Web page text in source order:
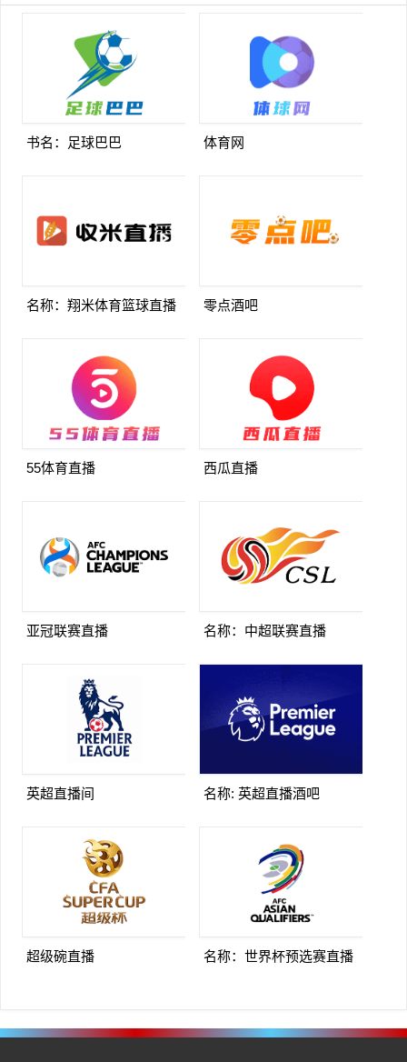
书名：足球巴巴 体育网
名称：翔米体育篮球直播 零点酒吧
55体育直播 西瓜直播
亚冠联赛直播 名称：中超联赛直播
英超直播间 名称: 英超直播酒吧
超级碗直播 名称：世界杯预选赛直播